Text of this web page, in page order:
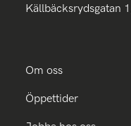
Källbäcksrydsgatan
Om oss
Öppettider